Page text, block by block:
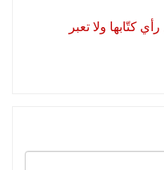
كتّابها ولا تعبر